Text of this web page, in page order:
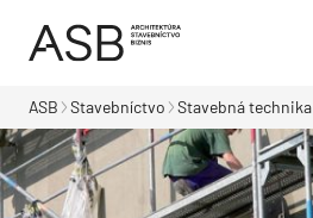
ASB Stavebníctvo Stavebná technika